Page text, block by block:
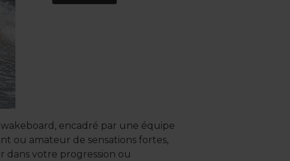
wakeboard, encadré par une équipe
ou amateur de sensations fortes,
dans votre progression ou